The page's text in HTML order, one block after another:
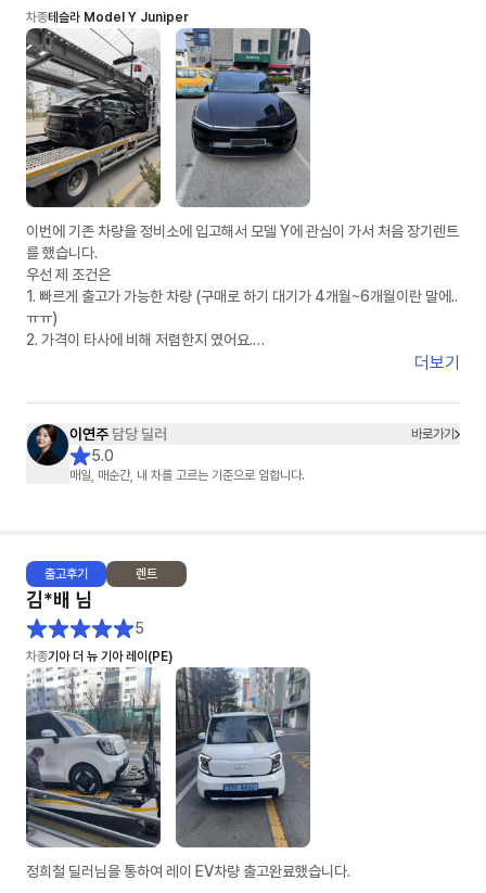
차종테슬라 Model Y Juniper
이번에 기존 차량을 정비소에 입고해서 모델 Y에 관심이 가서 처음 장기렌트
를 했습니다.
우선 제 조건은
1. 빠르게 출고가 가능한 차량 (구매로 하기 대기가 4개월~6개월이란 말에..
ㅠㅠ)
2. 가격이 타사에 비해 저렴한지 였어요.
정말 운 좋게 차살때에 이연주 매니저님과 연결 되었고, 타사는 봇(bot) 계
정으로 응대 하는거 같았습니다.
1. 상품에 대한 설명: ★★★★★
2. 문의에 대한 회신 속도: ★★★★★
- 타사는 오전에 문의를 드리면 오후 3~4시쯤 답변이 오거나 오후 6시 이후
에 답변와서 또 답변하면 지금은 영업시간이 아닙니다... 이런 멘트가 나왔었
어요. (봇 응대)
- 차살때는 전혀 그런것 없이 친절하게 설명해주시고 오히려 제가 답변을 늦
게 드린적이 있었네요
3. 차량 출고: ★★★★★
- 다른 업체도 빠른출고 상품이 있었어요. 저는 다 빠른출고 상품으로 알아보
았구요. 타사는 먼저 약정요청을 했는데 약정서가 더 늦게 오고, 차살때는 영
업일 기준 바로 다음날 왔습니다.
- 전자약정 후 이연주 매니저님이 엄청 노력해주신게 보일정도로 바로 후에
바로 차량 배차가 되었어요. 물론 운빨도 조금 있는것 같았어요. (모두가 이
런 스케줄로 진행되진 않을 수 있을거 같아요)
- 저 같은 경우 (금요일) 최종견적 > (월요일) 전자약정 > (수요일) 차량검수
더보기
이연주 담당 딜러 바로가기
5.0
매일, 매순간, 내 차를 고르는 기준으로 임합니다.
출고후기 렌트
김*배 님
5
차종기아 더 뉴 기아 레이(PE)
정희철 딜러님을 통하여 레이 EV차량 출고완료했습니다.